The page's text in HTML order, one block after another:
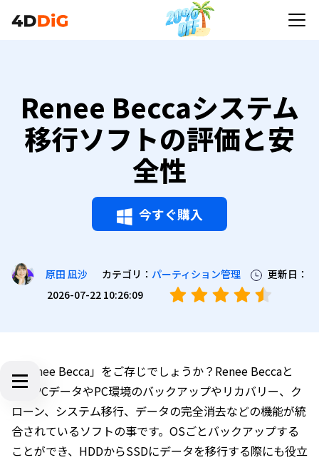
Renee Beccaシステム
移行ソフトの評価と安
全性
今すぐ購入
原田 凪沙 カテゴリ： パーティション管理
更新日：
2026-07-22 10:26:09
「Renee Becca」をご存じでしょうか？Renee Beccaと
は、PCデータやPC環境のバックアップやリカバリー、ク
ローン、システム移行、データの完全消去などの機能が統
合されているソフトの事です。OSごとバックアップする
ことができ、HDDからSSDにデータを移行する際にも役立